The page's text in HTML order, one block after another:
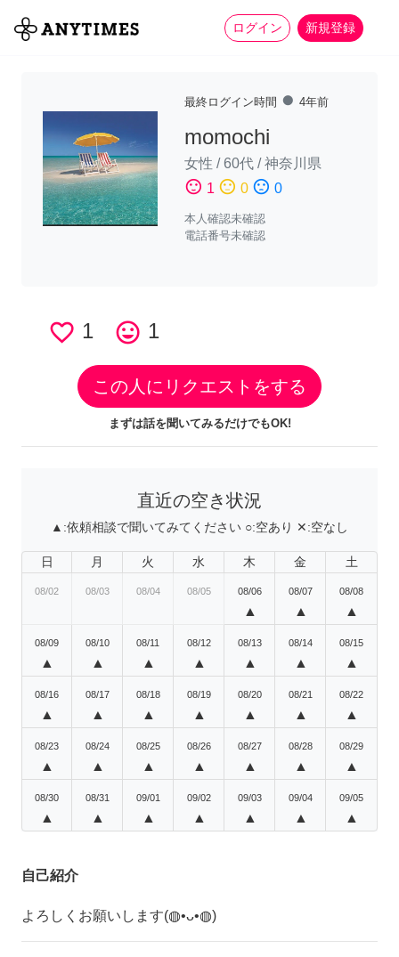
ログイン 新規登録
全て 家事 more_horiz
最終ログイン時間 fiber_manual_record 4年前
momochi
女性 /60代 /神奈川県
sentiment_satisfied 1 sentiment_neutral 0 sentiment_dissatisfied 0
本人確認未確認
電話番号未確認
favorite_border 1 tag_faces 1
この人にリクエストをする
まずは話を聞いてみるだけでもOK!
直近の空き状況
▲:依頼相談で聞いてみてください ○:空あり ✕:空なし
日 月 火 水 木 金 土
08/02 08/03 08/04 08/05 08/06
▲
08/07
▲
08/08
▲
08/09
▲
08/10
▲
08/11
▲
08/12
▲
08/13
▲
08/14
▲
08/15
▲
08/16
▲
08/17
▲
08/18
▲
08/19
▲
08/20
▲
08/21
▲
08/22
▲
08/23
▲
08/24
▲
08/25
▲
08/26
▲
08/27
▲
08/28
▲
08/29
▲
08/30
▲
08/31
▲
09/01
▲
09/02
▲
09/03
▲
09/04
▲
09/05
▲
自己紹介
よろしくお願いします(◍•ᴗ•◍)